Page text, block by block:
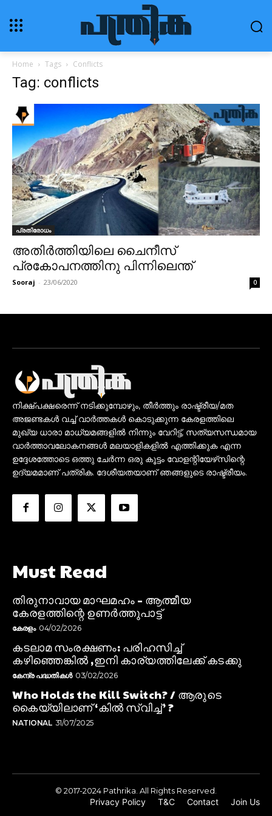
Home Tags Conflicts
Tag: conflicts
പ്രതിരോധം
അതിർത്തിയിലെ ചൈനീസ്
പ്രകോപനത്തിനു പിന്നിലെന്ത്
Sooraj - 23/06/2020 0
നിക്ഷ്പക്ഷരെന്ന് നടിക്കുമ്പോഴും, തീർത്തും രാഷ്ട്രീയ/മത
അജണ്ടകൾ വച്ച് വാർത്തകൾ കൊടുക്കുന്ന കേരളത്തിലെ
മുഖ്യ ധാരാ മാധ്യമങ്ങളിൽ നിന്നും വേറിട്ട്, സത്യസന്ധമായ
വാർത്താവലോകനങ്ങൾ മലയാളികളിൽ എത്തിക്കുക എന്ന
ഉദ്ദേശത്തോടെ ഒത്തു ചേർന്ന ഒരു കൂട്ടം വോളന്റിയേഴ്‌സിന്റെ
ഉദ്യമമാണ് പത്രിക. ദേശീയതയാണ് ഞങ്ങളുടെ രാഷ്ട്രീയം.
Must Read
തിരുനാവായ മാഘമഹം – ആത്മീയ
കേരളത്തിന്റെ ഉണർത്തുപാട്ട്
കേരളം 04/02/2026
കടലാമ സംരക്ഷണം: പരിഹസിച്ച്
കഴിഞ്ഞെങ്കിൽ ,ഇനി കാര്യത്തിലേക്ക് കടക്കു
കേന്ദ്ര പദ്ധതികൾ 03/02/2026
Who Holds the Kill Switch? / ആരുടെ
കൈയ്യിലാണ് ‘കിൽ സ്വിച്ച്’ ?
NATIONAL 31/07/2025
© 2017-2024 Pathrika. All Rights Reserved.
Privacy Policy T&C Contact Join Us